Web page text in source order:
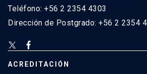
Teléfono: +56 2 2354 4303
Dirección de Postgrado: +56 2 2354
ACREDITACIÓN